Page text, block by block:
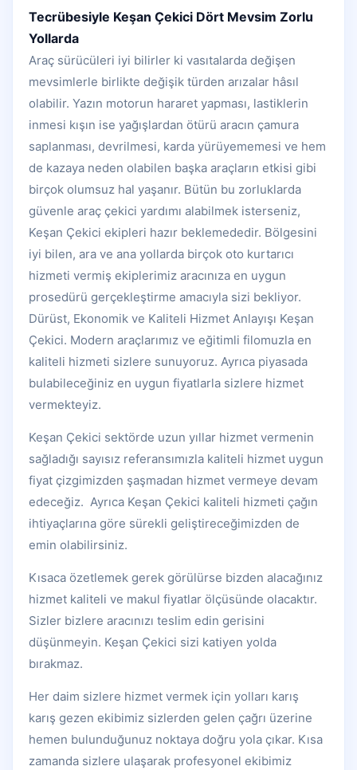
Tecrübesiyle Keşan Çekici Dört Mevsim Zorlu
Yollarda
Araç sürücüleri iyi bilirler ki vasıtalarda değişen
mevsimlerle birlikte değişik türden arızalar hâsıl
olabilir. Yazın motorun hararet yapması, lastiklerin
inmesi kışın ise yağışlardan ötürü aracın çamura
saplanması, devrilmesi, karda yürüyememesi ve hem
de kazaya neden olabilen başka araçların etkisi gibi
birçok olumsuz hal yaşanır. Bütün bu zorluklarda
güvenle araç çekici yardımı alabilmek isterseniz,
Keşan Çekici ekipleri hazır beklemededir. Bölgesini
iyi bilen, ara ve ana yollarda birçok oto kurtarıcı
hizmeti vermiş ekiplerimiz aracınıza en uygun
prosedürü gerçekleştirme amacıyla sizi bekliyor.
Dürüst, Ekonomik ve Kaliteli Hizmet Anlayışı Keşan
Çekici. Modern araçlarımız ve eğitimli filomuzla en
kaliteli hizmeti sizlere sunuyoruz. Ayrıca piyasada
bulabileceğiniz en uygun fiyatlarla sizlere hizmet
vermekteyiz.
Keşan Çekici sektörde uzun yıllar hizmet vermenin
sağladığı sayısız referansımızla kaliteli hizmet uygun
fiyat çizgimizden şaşmadan hizmet vermeye devam
edeceğiz. Ayrıca Keşan Çekici kaliteli hizmeti çağın
ihtiyaçlarına göre sürekli geliştireceğimizden de
emin olabilirsiniz.
Kısaca özetlemek gerek görülürse bizden alacağınız
hizmet kaliteli ve makul fiyatlar ölçüsünde olacaktır.
Sizler bizlere aracınızı teslim edin gerisini
düşünmeyin. Keşan Çekici sizi katiyen yolda
bırakmaz.
Her daim sizlere hizmet vermek için yolları karış
karış gezen ekibimiz sizlerden gelen çağrı üzerine
hemen bulunduğunuz noktaya doğru yola çıkar. Kısa
zamanda sizlere ulaşarak profesyonel ekibimiz